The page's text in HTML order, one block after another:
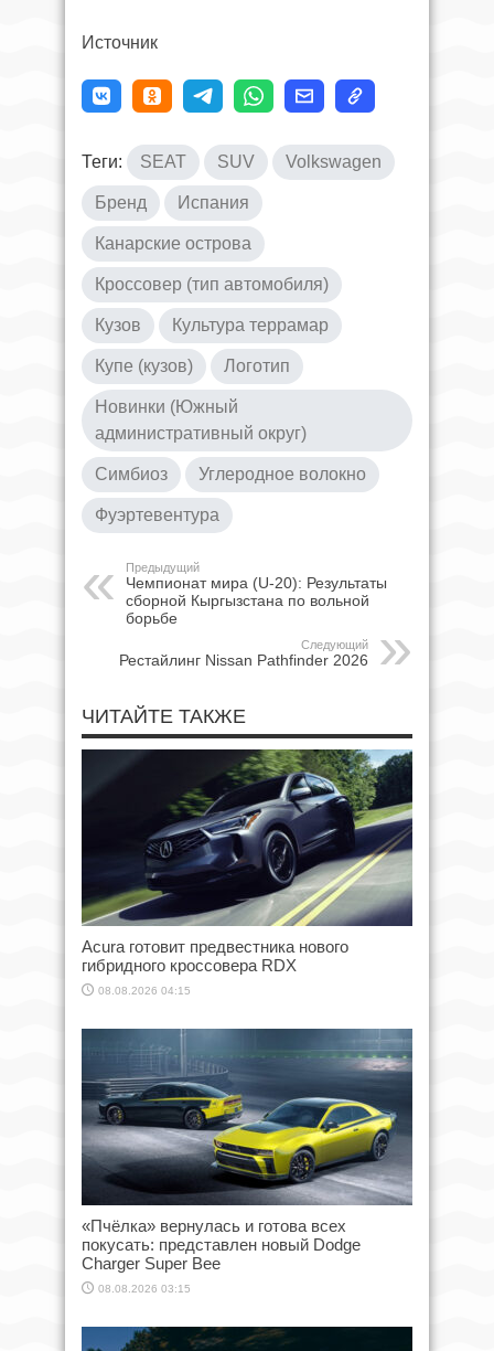
Источник
Теги: SEAT SUV Volkswagen
Бренд Испания
Канарские острова
Кроссовер (тип автомобиля)
Кузов Культура террамар
Купе (кузов) Логотип
Новинки (Южный
административный округ)
Симбиоз Углеродное волокно
Фуэртевентура
Предыдущий
Чемпионат мира (U-20): Результаты
сборной Кыргызстана по вольной
борьбе
Следующий
Рестайлинг Nissan Pathfinder 2026
ЧИТАЙТЕ ТАКЖЕ
Acura готовит предвестника нового
гибридного кроссовера RDX
08.08.2026 04:15
«Пчёлка» вернулась и готова всех
покусать: представлен новый Dodge
Charger Super Bee
08.08.2026 03:15